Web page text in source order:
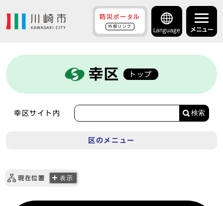
防災ポータル
外部リンク
Language メニュー
幸区 トップ
幸区サイト内 検索
区のメニュー
現在位置 表示